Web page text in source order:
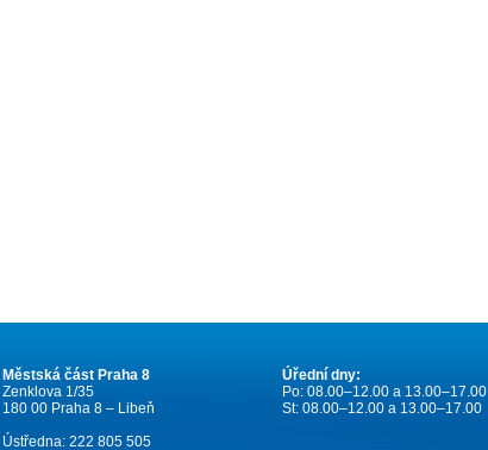
Městská část Praha 8
Zenklova 1/35
180 00 Praha 8 – Libeň
Ústředna: 222 805 505
Úřední dny:
Po: 08.00–12.00 a 13.00–17.00
St: 08.00–12.00 a 13.00–17.00